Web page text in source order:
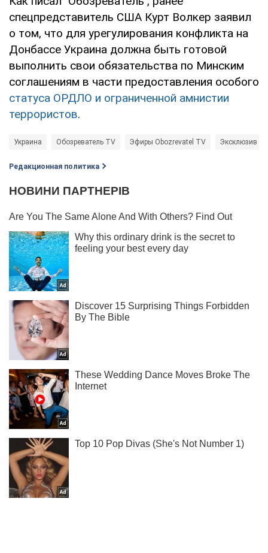
спецпредставитель США Курт Волкер заявил
о том, что для урегулирования конфликта на
Донбассе Украина должна быть готовой
выполнить свои обязательства по Минским
соглашениям в части предоставления особого
статуса ОРДЛО и ограниченной амнистии
террористов.
Украина Обозреватель TV Эфиры Obozrevatel TV Эксклюзив
Редакционная политика